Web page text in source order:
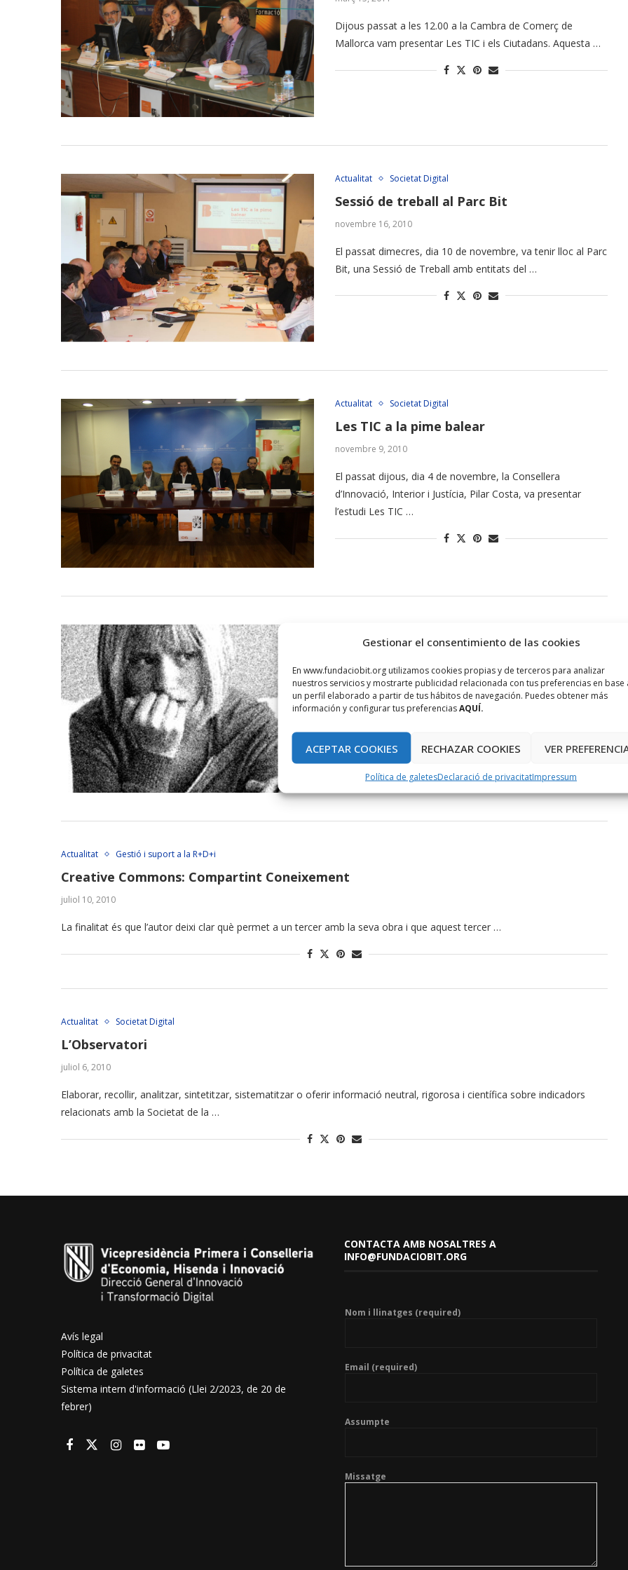
Gestionar el consentimiento de las cookies
En www.fundaciobit.org utilizamos cookies propias y de terceros para analizar
nuestros servicios y mostrarte publicidad relacionada con tus preferencias en base
un perfil elaborado a partir de tus hábitos de navegación. Puedes obtener más
información y configurar tus preferenciasAQUÍ.
ACEPTAR COOKIES RECHAZAR COOKIES VER
Política de galetesDeclaració de privacitatImpressum
Dijous passat a les 12.00 a la Cambra de Comerç de
Mallorca vam presentar Les TIC i els Ciutadans. Aquesta …
Actualitat Societat Digital
Sessió de treball al Parc Bit
novembre 16, 2010
El passat dimecres, dia 10 de novembre, va tenir lloc al Parc
Bit, una Sessió de Treball amb entitats del …
Actualitat Societat Digital
Les TIC a la pime balear
novembre 9, 2010
El passat dijous, dia 4 de novembre, la Consellera
d’Innovació, Interior i Justícia, Pilar Costa, va presentar
l’estudi Les TIC …
El cyberbullying, una altra forma
d’assetjament
setembre 21, 2010
de les TIC o un rebrot d’un fenomen més vell i conegut com
…
Actualitat Gestió i suport a la R+D+i
Creative Commons: Compartint Coneixement
juliol 10, 2010
La finalitat és que l’autor deixi clar què permet a un tercer amb la seva obra i que aquest tercer …
Actualitat Societat Digital
L’Observatori
juliol 6, 2010
Elaborar, recollir, analitzar, sintetitzar, sistematitzar o oferir informació neutral, rigorosa i científica sobre indicadors
relacionats amb la Societat de la …
Avís legal
Política de privacitat
Política de galetes
Sistema intern d'informació (Llei 2/2023, de 20 de
febrer)
CONTACTA AMB NOSALTRES A
INFO@FUNDACIOBIT.ORG
Nom i llinatges (required)
Email (required)
Assumpte
Missatge